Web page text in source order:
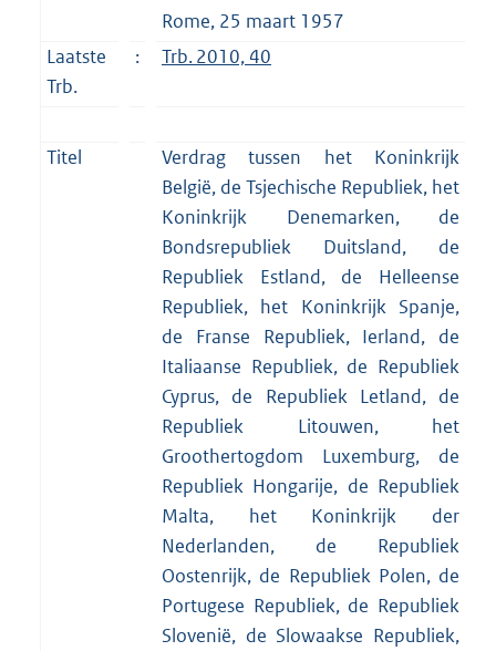
Rome, 25 maart 1957
Laatste
Trb.
: Trb. 2010, 40
Titel
Verdrag tussen het Koninkrijk
België, de Tsjechische Republiek, het
Koninkrijk Denemarken, de
Bondsrepubliek Duitsland, de
Republiek Estland, de Helleense
Republiek, het Koninkrijk Spanje,
de Franse Republiek, Ierland, de
Italiaanse Republiek, de Republiek
Cyprus, de Republiek Letland, de
Republiek Litouwen, het
Groothertogdom Luxemburg, de
Republiek Hongarije, de Republiek
Malta, het Koninkrijk der
Nederlanden, de Republiek
Oostenrijk, de Republiek Polen, de
Portugese Republiek, de Republiek
Slovenië, de Slowaakse Republiek,